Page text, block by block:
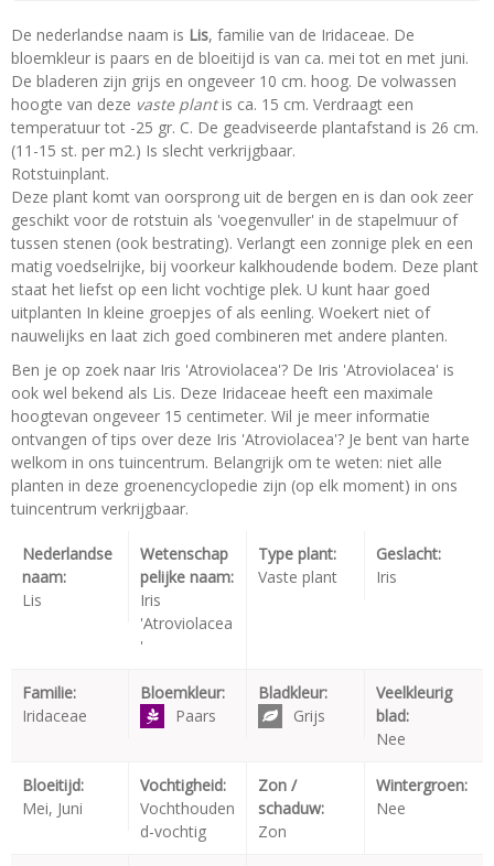
De nederlandse naam is Lis, familie van de Iridaceae. De
bloemkleur is paars en de bloeitijd is van ca. mei tot en met juni.
De bladeren zijn grijs en ongeveer 10 cm. hoog. De volwassen
hoogte van deze vaste plantis ca. 15 cm. Verdraagt een
temperatuur tot -25 gr. C. De geadviseerde plantafstand is 26 cm.
(11-15 st. per m2.) Is slecht verkrijgbaar.
Rotstuinplant.
Deze plant komt van oorsprong uit de bergen en is dan ook zeer
geschikt voor de rotstuin als 'voegenvuller' in de stapelmuur of
tussen stenen (ook bestrating). Verlangt een zonnige plek en een
matig voedselrijke, bij voorkeur kalkhoudende bodem. Deze plant
staat het liefst op een licht vochtige plek. U kunt haar goed
uitplanten In kleine groepjes of als eenling. Woekert niet of
nauwelijks en laat zich goed combineren met andere planten.
Ben je op zoek naar Iris 'Atroviolacea'? De Iris 'Atroviolacea' is
ook wel bekend als Lis. Deze Iridaceae heeft een maximale
hoogtevan ongeveer 15 centimeter. Wil je meer informatie
ontvangen of tips over deze Iris 'Atroviolacea'? Je bent van harte
welkom in ons tuincentrum. Belangrijk om te weten: niet alle
planten in deze groenencyclopedie zijn (op elk moment) in ons
tuincentrum verkrijgbaar.
Nederlandse
naam:
Lis
Wetenschap
pelijke naam:
Iris
'Atroviolacea
'
Type plant:
Vaste plant
Geslacht:
Iris
Familie:
Iridaceae
Bloemkleur:
Paars
Bladkleur:
Grijs
Veelkleurig
blad:
Nee
Bloeitijd:
Mei, Juni
Vochtigheid:
Vochthouden
d-vochtig
Zon /
schaduw:
Zon
Wintergroen:
Nee